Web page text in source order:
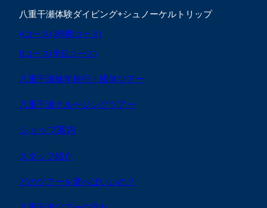
八重干瀬体験ダイビング+シュノーケルトリップ
Aコース(3時間コース)
Bコース(半日コース)
八重干瀬修学旅行・団体ツアー
八重干瀬クルージングツアー
ショップ案内
スタッフ紹介
どのツアーを選べばいいの？